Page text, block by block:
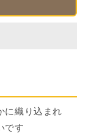
に織り込まれ
です